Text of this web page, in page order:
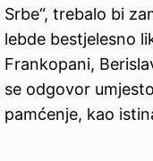
Srbe“, trebalo bi
lebde bestjelesno
Frankopani,
se odgovor
pamćenje, kao